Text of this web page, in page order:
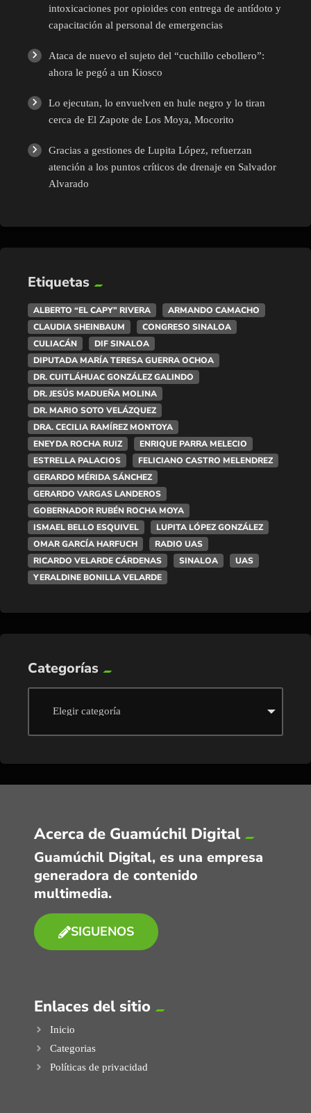
intoxicaciones por opioides con entrega de antídoto y
capacitación al personal de emergencias
Ataca de nuevo el sujeto del “cuchillo cebollero”:
ahora le pegó a un Kiosco
Lo ejecutan, lo envuelven en hule negro y lo tiran
cerca de El Zapote de Los Moya, Mocorito
Gracias a gestiones de Lupita López, refuerzan
atención a los puntos críticos de drenaje en Salvador
Alvarado
Etiquetas
ALBERTO “EL CAPY” RIVERA
ARMANDO CAMACHO
CLAUDIA SHEINBAUM
CONGRESO SINALOA
CULIACÁN
DIF SINALOA
DIPUTADA MARÍA TERESA GUERRA OCHOA
DR. CUITLÁHUAC GONZÁLEZ GALINDO
DR. JESÚS MADUEÑA MOLINA
DR. MARIO SOTO VELÁZQUEZ
DRA. CECILIA RAMÍREZ MONTOYA
ENEYDA ROCHA RUIZ
ENRIQUE PARRA MELECIO
ESTRELLA PALACIOS
FELICIANO CASTRO MELENDREZ
GERARDO MÉRIDA SÁNCHEZ
GERARDO VARGAS LANDEROS
GOBERNADOR RUBÉN ROCHA MOYA
ISMAEL BELLO ESQUIVEL
LUPITA LÓPEZ GONZÁLEZ
OMAR GARCÍA HARFUCH
RADIO UAS
RICARDO VELARDE CÁRDENAS
SINALOA
UAS
YERALDINE BONILLA VELARDE
Categorías
Acerca de Guamúchil Digital
Guamúchil Digital, es una empresa
generadora de contenido
multimedia.
SIGUENOS
Enlaces del sitio
Inicio
Categorias
Políticas de privacidad